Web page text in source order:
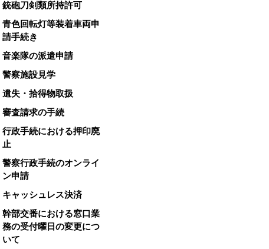
銃砲刀剣類所持許可
青色回転灯等装着車両申
請手続き
音楽隊の派遣申請
警察施設見学
遺失・拾得物取扱
審査請求の手続
行政手続における押印廃
止
警察行政手続のオンライ
ン申請
キャッシュレス決済
幹部交番における窓口業
務の受付曜日の変更につ
いて